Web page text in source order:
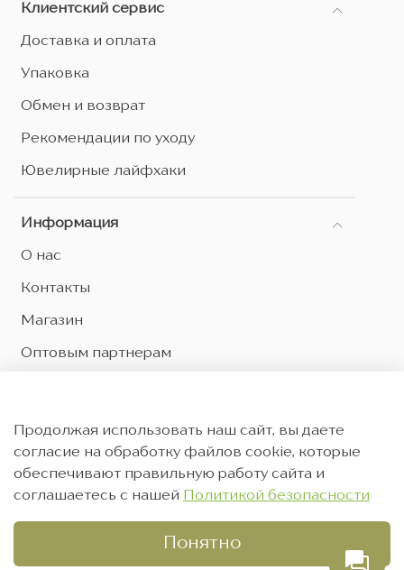
Клиентский сервис
Доставка и оплата
Упаковка
Обмен и возврат
Рекомендации по уходу
Ювелирные лайфхаки
Информация
О нас
Контакты
Магазин
Оптовым партнерам
Согласие на рекламную рассылку
Продолжая использовать наш сайт, вы даете
согласие на обработку файлов cookie, которые
обеспечивают правильную работу сайта и
соглашаетесь с нашей
Политикой безопасности
Понятно